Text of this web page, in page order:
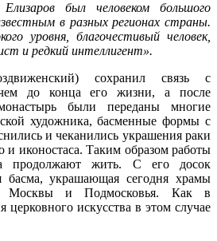
был человеком большого
в разных регионах страны.
уровня, благочестивый человек,
и редкий интеллигент».
сохранил связь с
до конца его жизни, а после
были переданы многие
художника, басменные формы с
и чеканились украшения раки
иконостаса. Таким образом работы
продолжают жить. С его досок
басма, украшающая сегодня храмы
Москвы и Подмосковья. Как в
церковного искусства в этом случае